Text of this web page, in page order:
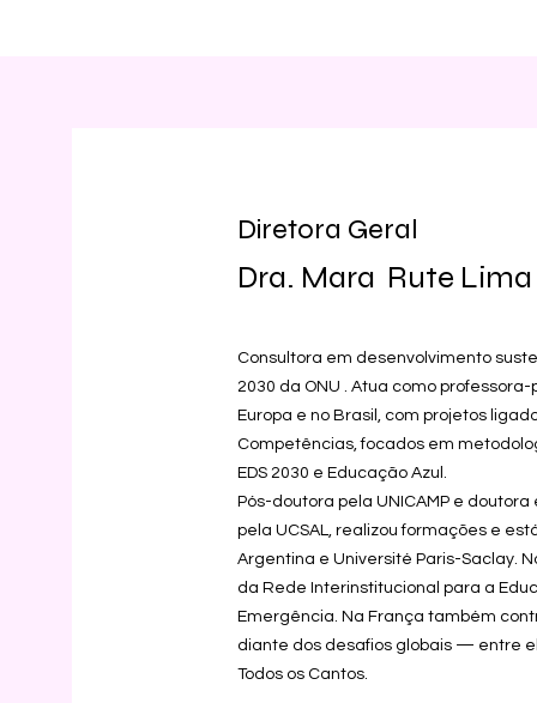
Diretora Geral
Dra. Mara Rute
Consultora em desenvolvimento
2030 da ONU . Atua como
Europa e no Brasil, com projetos
Competências, focados em
EDS 2030 e Educação Azul.
Pós-doutora pela UNICAMP e
pela UCSAL, realizou formações e
Argentina e Université Paris-Saclay.
da Rede Interinstitucional para a
Emergência. Na França também
diante dos desafios globais — entre
Todos os Cantos.